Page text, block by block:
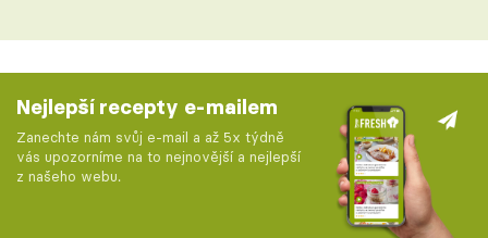
Nejlepší recepty e-mailem
Zanechte nám svůj e-mail a až 5x týdně
vás upozorníme na to nejnovější a nejlepší
z našeho webu.